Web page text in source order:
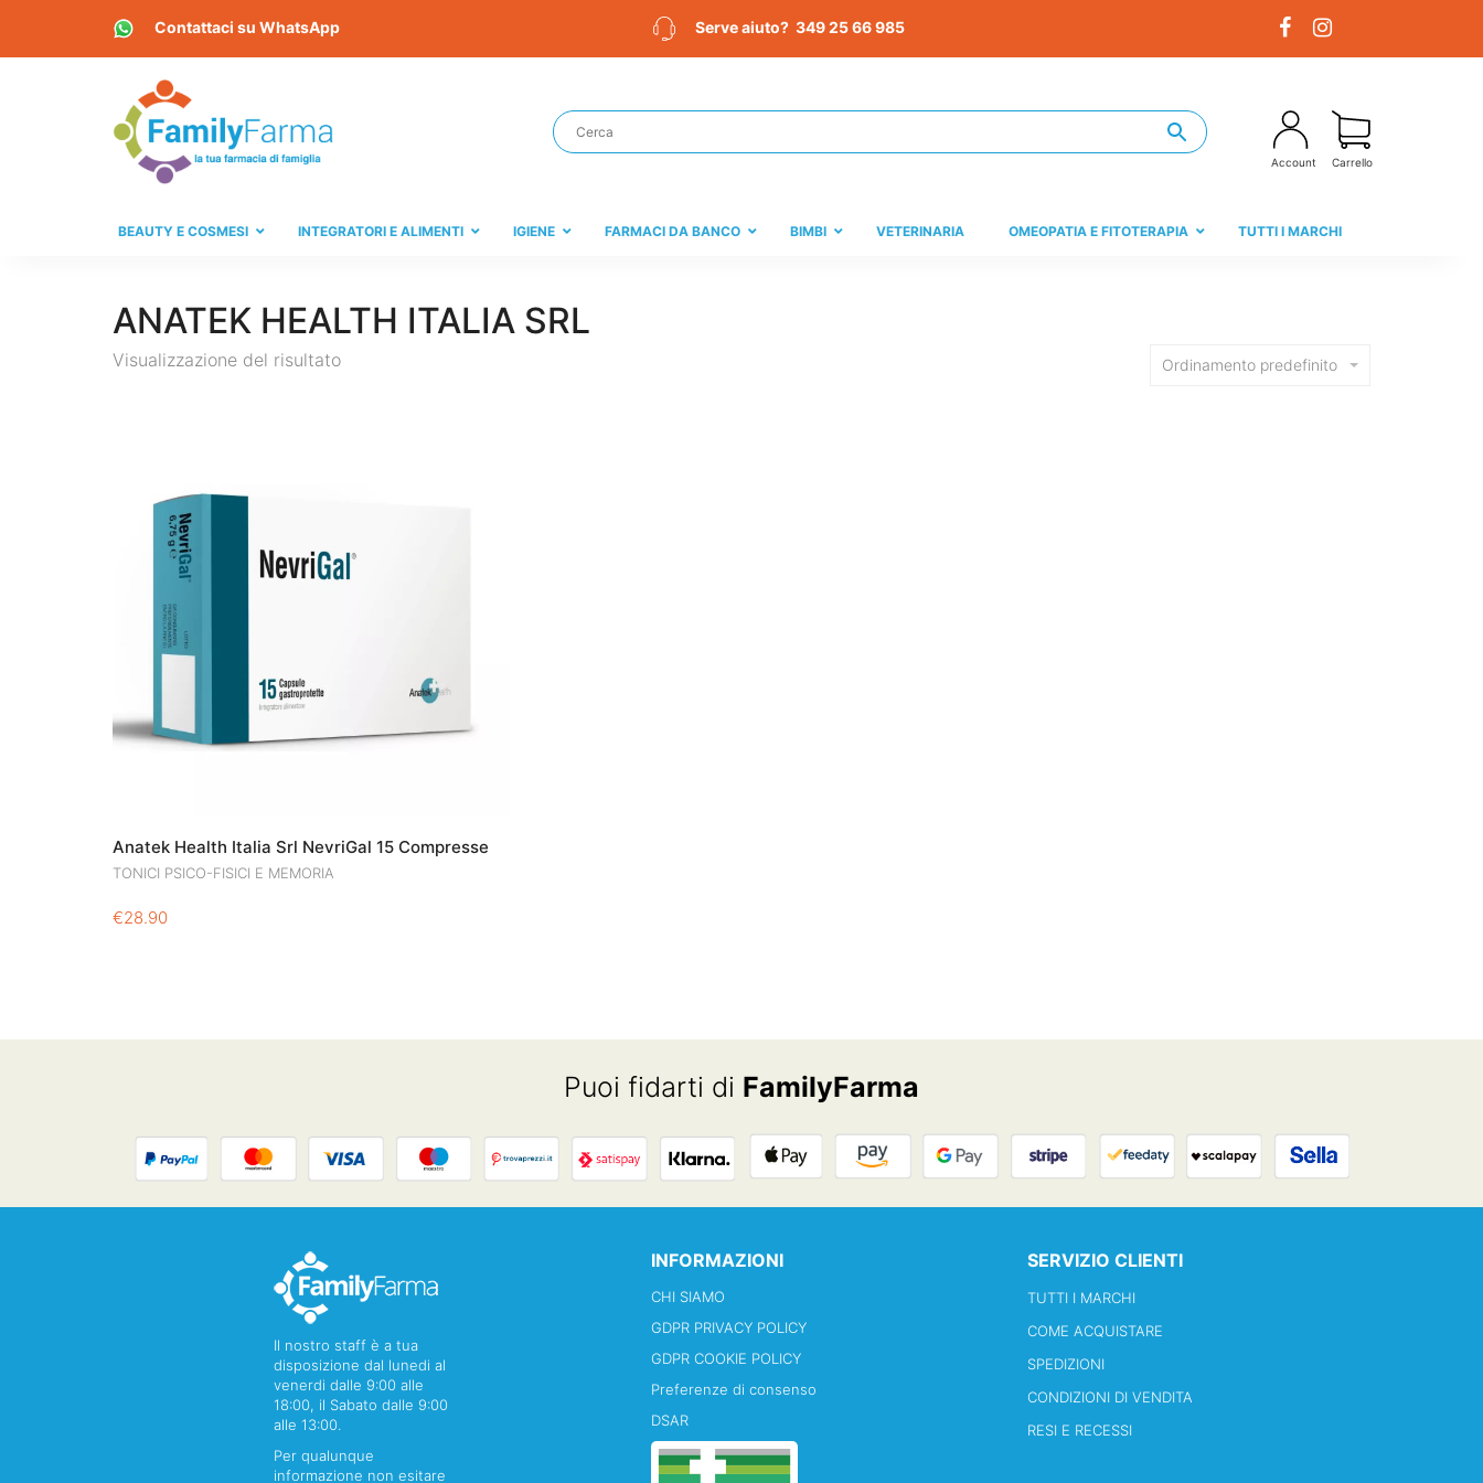
Contattaci su WhatsApp Serve aiuto? 349 25 66 985
Account Carrello
BEAUTY E COSMESI INTEGRATORI E ALIMENTI IGIENE FARMACI DA BANCO BIMBI VETERINARIA OMEOPATIA E FITOTERAPIA TUTTI I MARCHI
ANATEK HEALTH ITALIA SRL
Visualizzazione del risultato Ordinamento predefinito
Anatek Health Italia Srl NevriGal 15 Compresse
TONICI PSICO-FISICI E MEMORIA
€28.90
Puoi fidarti di FamilyFarma
Il nostro staff è a tua
disposizione dal lunedi al
venerdi dalle 9:00 alle
18:00, il Sabato dalle 9:00
alle 13:00.
Per qualunque
informazione non esitare
INFORMAZIONI
CHI SIAMO
GDPR PRIVACY POLICY
GDPR COOKIE POLICY
Preferenze di consenso
DSAR
SERVIZIO CLIENTI
TUTTI I MARCHI
COME ACQUISTARE
SPEDIZIONI
CONDIZIONI DI VENDITA
RESI E RECESSI